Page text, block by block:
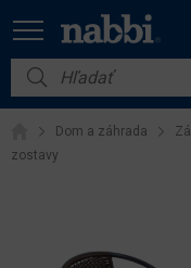
Nábytok
Vybavenie do
Dom a záhrada
zostavy